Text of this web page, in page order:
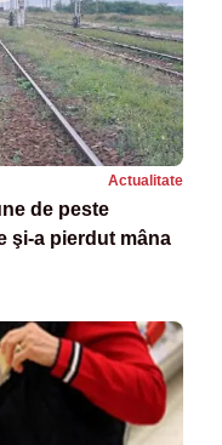
Actualitate
de peste
şi-a pierdut mâna